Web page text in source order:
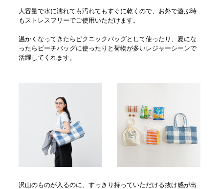
大容量で水に濡れても汚れてもすぐに乾くので、お外で遊ぶ時
もストレスフリーでご使用いただけます。
温かくなってきたらピクニックバッグとして使ったり、夏にな
ったらビーチバッグに使ったりと荷物が多いレジャーシーンで
活躍してくれます。
沢山のものが入るのに、すっきり持っていただける抜け感が出